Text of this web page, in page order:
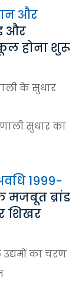
और
और
होना शुरू
के सुधार
सुधार का
1999-
मजबूत ब्रांड
शिखर
उद्यमों का चरण